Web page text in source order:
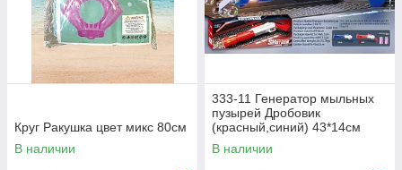
Круг Ракушка цвет микс 80см
В наличии
333-11 Генератор мыльных
пузырей Дробовик
(красный,синий) 43*14см
В наличии